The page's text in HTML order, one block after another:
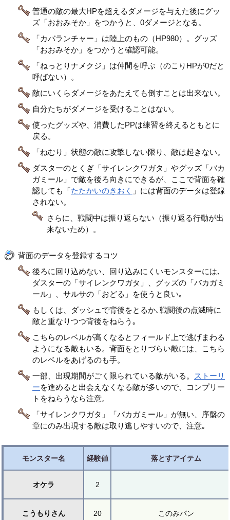
普通の敵の最大HPを超えるダメージを与えた後にグッ
ズ「おおみそか」をつかうと、0ダメージとなる。
「カバランチャー」は陸上のもの（HP980）。グッズ
「おおみそか」をつかうと確認可能。
「ねっとりナメクジ」は仲間を呼ぶ（のこりHPが0だと
呼ばない）。
敵にいくらダメージをあたえても倒すことは出来ない。
自分たちがダメージを受けることはない。
使ったグッズや、消費したPPは練習を終えるともとに
戻る。
「ねむり」状態の敵に攻撃しない限り、敵は起きない。
ダスターのとくぎ「サイレンクワガタ」やグッズ「バカ
ガミール」で敵を後ろ向きにできるが、ここで背面を確
認しても「たたかいのきおく 」には背面のデータは登録
されない。
さらに、戦闘中は振り返らない（振り返る行動が出
来ないため）。
背面のデータを登録するコツ
後ろに回り込めない、回り込みにくいモンスターには､
ダスターの「サイレンクワガタ」、グッズの「バカガミ
ール」、サルサの「おどる」を使うと良い｡
もしくは、ダッシュで背後をとるか､戦闘後の点滅時に
敵と重なりつつ背後をねらう｡
こちらのレベルが高くなるとフィールド上で逃げまわる
ようになる敵もいる。背面をとりづらい敵には、こちら
のレベルをあげるのも手。
一部、出現期間がごく限られている敵がいる。
ストーリ
ーを進めると出会えなくなる敵が多いので、コンプリー
トをねらうなら注意。
「サイレンクワガタ」「バカガミール」が無い、序盤の
章にのみ出現する敵は取り逃しやすいので、注意｡
モンスター名 経験値 落とすアイテム
オケラ 2
こうもりさん 20 このみパン